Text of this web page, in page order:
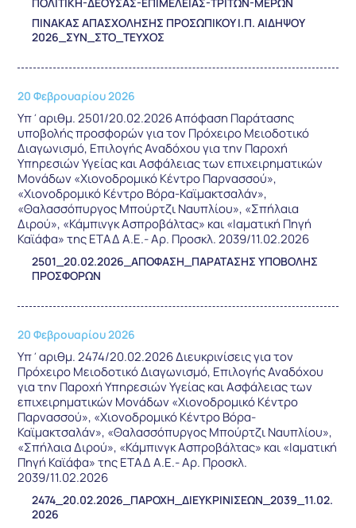
ΠΙΝΑΚΑΣ ΑΠΑΣΧΟΛΗΣΗΣ ΠΡΟΣΩΠΙΚΟΥ Ι.Π. ΑΙΔΗΨΟΥ
2026_ΣΥΝ_ΣΤΟ_ΤΕΥΧΟΣ
20 Φεβρουαρίου 2026
Υπ΄αριθμ. 2501/20.02.2026 Απόφαση Παράτασης
υποβολής προσφορών για τον Πρόχειρο Μειοδοτικό
Διαγωνισμό, Επιλογής Αναδόχου για την Παροχή
Υπηρεσιών Υγείας και Ασφάλειας των επιχειρηματικών
Μονάδων «Χιονοδρομικό Κέντρο Παρνασσού»,
«Χιονοδρομικό Κέντρο Βόρα-Καϊμακτσαλάν»,
«Θαλασσόπυργος Μπούρτζι Ναυπλίου», «Σπήλαια
Διρού», «Κάμπινγκ Ασπροβάλτας» και «Ιαματική Πηγή
Καϊάφα» της ΕΤΑΔ Α.Ε.- Αρ. Προσκλ. 2039/11.02.2026
2501_20.02.2026_ΑΠΟΦΑΣΗ_ΠΑΡΑΤΑΣΗΣ ΥΠΟΒΟΛΗΣ
ΠΡΟΣΦΟΡΩΝ
20 Φεβρουαρίου 2026
Υπ΄αριθμ. 2474/20.02.2026 Διευκρινίσεις για τον
Πρόχειρο Μειοδοτικό Διαγωνισμό, Επιλογής Αναδόχου
για την Παροχή Υπηρεσιών Υγείας και Ασφάλειας των
επιχειρηματικών Μονάδων «Χιονοδρομικό Κέντρο
Παρνασσού», «Χιονοδρομικό Κέντρο Βόρα-
Καϊμακτσαλάν», «Θαλασσόπυργος Μπούρτζι Ναυπλίου»,
«Σπήλαια Διρού», «Κάμπινγκ Ασπροβάλτας» και «Ιαματική
Πηγή Καϊάφα» της ΕΤΑΔ Α.Ε.- Αρ. Προσκλ.
2039/11.02.2026
2474_20.02.2026_ΠΑΡΟΧΗ_ΔΙΕΥΚΡΙΝΙΣΕΩΝ_2039_11.02.
2026